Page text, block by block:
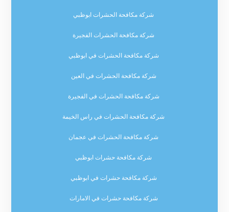
شركة مكافحة الحشرات ابوظبي
شركة مكافحة الحشرات الفجيرة
شركة مكافحة الحشرات في ابوظبي
شركة مكافحة الحشرات في العين
شركة مكافحة الحشرات في الفجيرة
شركة مكافحة الحشرات في راس الخيمة
شركة مكافحة الحشرات في عجمان
شركة مكافحة حشرات ابوظبي
شركة مكافحة حشرات في ابوظبي
شركة مكافحة حشرات في الامارات